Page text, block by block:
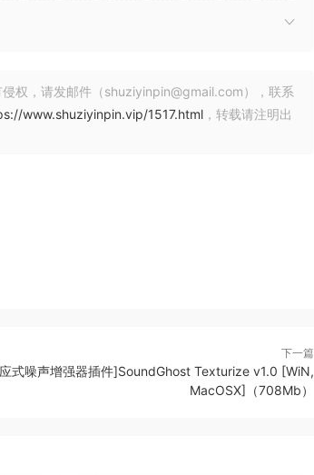
sounds from the original). All sounds
权，请发邮件（shuziyinpin@gmail.com），联系
www.shuziyinpin.vip/1517.html ，转载请注明出
下一篇
式噪声增强器插件]SoundGhost Texturize v1.0 [WiN,
MacOSX]（708Mb）